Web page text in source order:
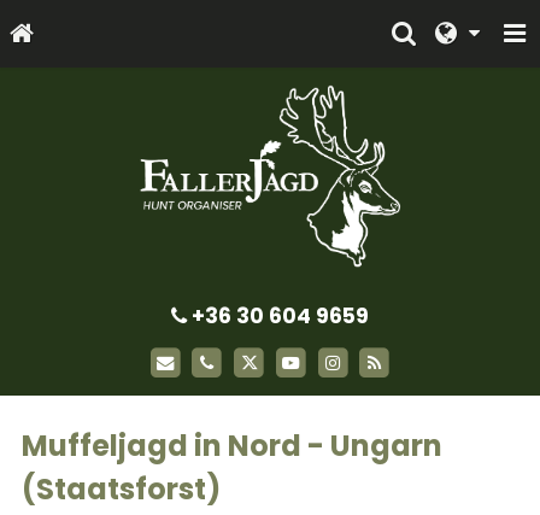
+36 30 604 9659
Muffeljagd in Nord - Ungarn
(Staatsforst)